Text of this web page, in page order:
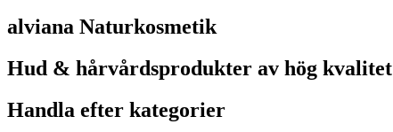
alviana Naturkosmetik
Hud & hårvårdsprodukter av hög kvalitet
Handla efter kategorier